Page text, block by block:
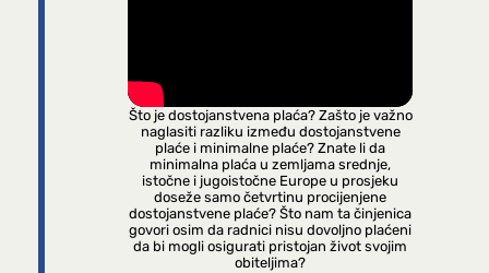
Što je dostojanstvena plaća? Zašto je važno
naglasiti razliku između dostojanstvene
plaće i minimalne plaće? Znate li da
minimalna plaća u zemljama srednje,
istočne i jugoistočne Europe u prosjeku
doseže samo četvrtinu procijenjene
dostojanstvene plaće? Što nam ta činjenica
govori osim da radnici nisu dovoljno plaćeni
da bi mogli osigurati pristojan život svojim
obiteljima?